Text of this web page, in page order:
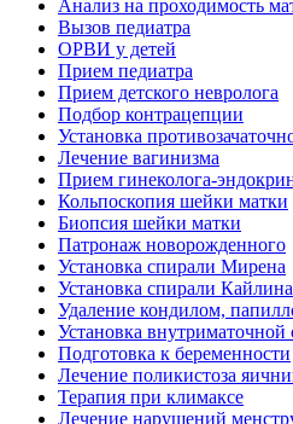
Анализ на проходимость
Вызов педиатра
ОРВИ у детей
Прием педиатра
Прием детского невролога
Подбор контрацепции
Установка
Лечение вагинизма
Прием гинеколога-
Кольпоскопия шейки матки
Биопсия шейки матки
Патронаж новорожденного
Установка спирали Мирена
Установка спирали Кайлина
Удаление кондилом,
Установка внутриматочной
Подготовка к беременности
Лечение поликистоза
Терапия при климаксе
Лечение нарушений